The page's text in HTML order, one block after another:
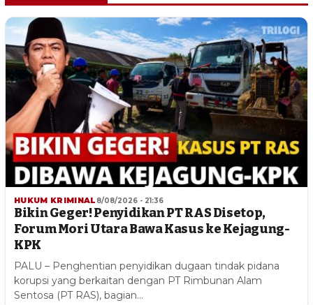
HUKUM KRIMINAL 8/08/2026 - 21:36
Bikin Geger! Penyidikan PT RAS Disetop,
Forum Mori Utara Bawa Kasus ke Kejagung-
KPK
PALU – Penghentian penyidikan dugaan tindak pidana
korupsi yang berkaitan dengan PT Rimbunan Alam
Sentosa (PT RAS), bagian…